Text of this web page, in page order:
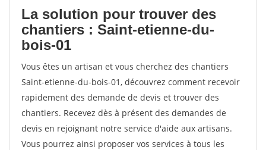
La solution pour trouver des
chantiers : Saint-etienne-du-
bois-01
Vous êtes un artisan et vous cherchez des chantiers
Saint-etienne-du-bois-01, découvrez comment recevoir
rapidement des demande de devis et trouver des
chantiers. Recevez dès à présent des demandes de
devis en rejoignant notre service d'aide aux artisans.
Vous pourrez ainsi proposer vos services à tous les